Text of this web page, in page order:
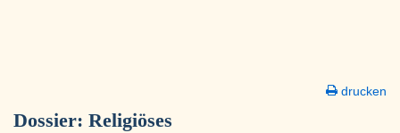
drucken
Dossier: Religiöses